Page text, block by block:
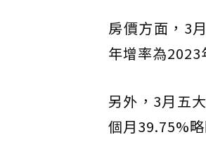
房價方面，3
年增率為2023
另外，3月五
個月39.75%略